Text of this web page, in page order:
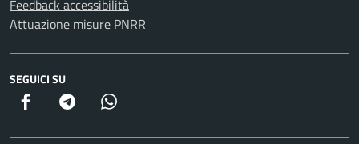
Feedback accessibilità
Attuazione misure PNRR
SEGUICI SU
Facebook Telegram